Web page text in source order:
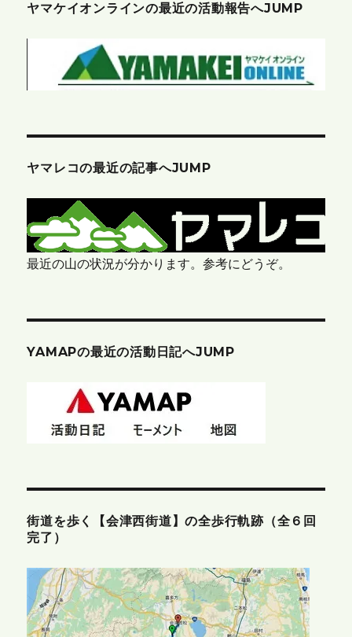
ヤマケイオンラインの最近の活動報告へJUMP
ヤマレコの最近の記事へJUMP
最近の山の状況が分かります。参考にどうぞ。
YAMAPの最近の活動日記へJUMP
街道を歩く【会津西街道】の全歩行軌跡（全６回
完了）